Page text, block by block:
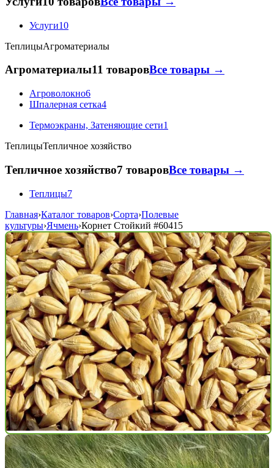
Услуги10
ТеплицыАгроматериалы
Агроматериалы11 товаровВсе товары →
Агроволокно6
Шпалерная сетка4
Термоэкраны, Затеняющие сети1
ТеплицыТепличное хозяйство
Тепличное хозяйство7 товаровВсе товары →
Теплицы7
Главная›Каталог товаров›Сорта›Полевые
культуры›Ячмень›Корнет Стойкий #60415